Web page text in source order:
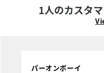
1人のカスタ
パーオンボーイ